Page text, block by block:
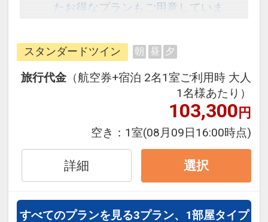
たお得なプランもご用意していま
スタンダードツイン 朝 昼 夕
旅行代金 （航空券+宿泊 2名1室ご利用時 大人
1名様あたり）
103,300円
空き： 1室(08月09日16:00時点)
詳細 選択
すべてのプランを見る3プラン、1部屋タイプ